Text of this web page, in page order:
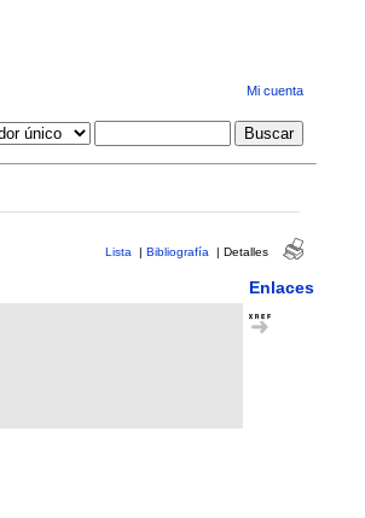
Mi cuenta
Lista | Bibliografía | Detalles
Enlaces